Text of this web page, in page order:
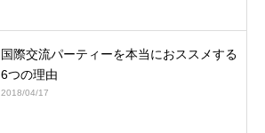
国際交流パーティーを本当におススメする
6つの理由
2018/04/17